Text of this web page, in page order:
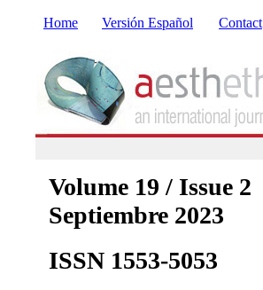
Home Versión Español Contact
Volume 19 / Issue 2
Septiembre 2023
ISSN 1553-5053